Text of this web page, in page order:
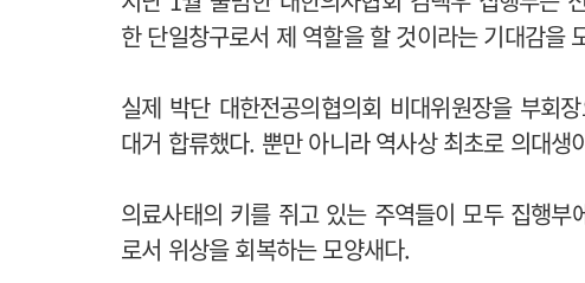
한 단일창구로서 제 역할을 할 것이라는 기대감을
실제 박단 대한전공의협의회 비대위원장을 부회
대거 합류했다. 뿐만 아니라 역사상 최초로 의대생
의료사태의 키를 쥐고 있는 주역들이 모두 집행
로서 위상을 회복하는 모양새다.